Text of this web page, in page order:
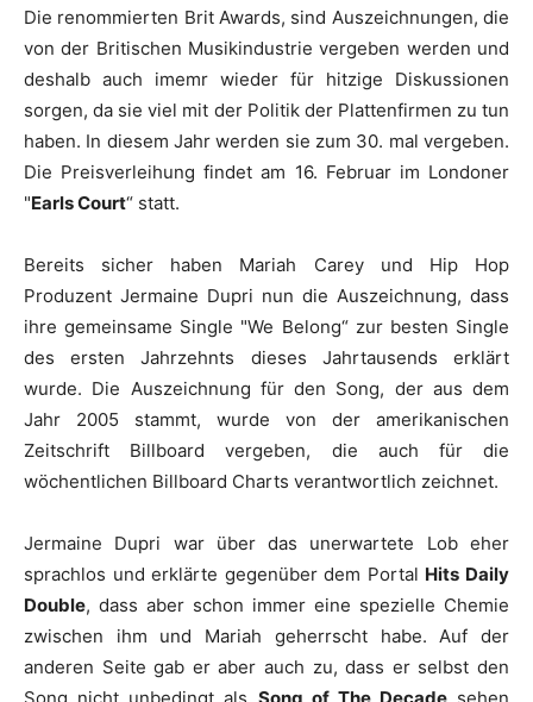
Die renommierten Brit Awards, sind Auszeichnungen, die
von der Britischen Musikindustrie vergeben werden und
deshalb auch imemr wieder für hitzige Diskussionen
sorgen, da sie viel mit der Politik der Plattenfirmen zu tun
haben. In diesem Jahr werden sie zum 30. mal vergeben.
Die Preisverleihung findet am 16. Februar im Londoner
"Earls Court“ statt.
Bereits sicher haben Mariah Careyund Hip Hop
Produzent Jermaine Dupri nun die Auszeichnung, dass
ihre gemeinsame Single "We Belong“ zur besten Single
des ersten Jahrzehnts dieses Jahrtausends erklärt
wurde. Die Auszeichnung für den Song, der aus dem
Jahr 2005 stammt, wurde von der amerikanischen
Zeitschrift Billboard vergeben, die auch für die
wöchentlichen Billboard Charts verantwortlich zeichnet.
Jermaine Dupri war über das unerwartete Lob eher
sprachlos und erklärte gegenüber dem Portal Hits Daily
Double, dass aber schon immer eine spezielle Chemie
zwischen ihm und Mariah geherrscht habe. Auf der
anderen Seite gab er aber auch zu, dass er selbst den